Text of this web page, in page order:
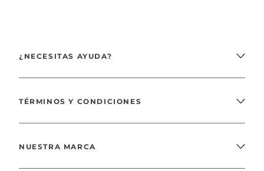
¿NECESITAS AYUDA?
TÉRMINOS Y CONDICIONES
NUESTRA MARCA